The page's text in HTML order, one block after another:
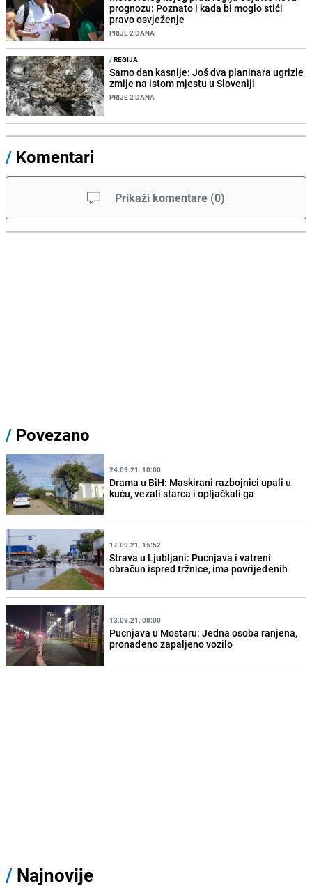
prognozu: Poznato i kada bi moglo stići
pravo osvježenje
PRIJE 2 DANA
/REGIJA
Samo dan kasnije: Još dva planinara ugrizle
zmije na istom mjestu u Sloveniji
PRIJE 2 DANA
/ Komentari
Prikaži komentare (0)
/ Povezano
24.09.21. 10:00
Drama u BiH: Maskirani razbojnici upali u
kuću, vezali starca i opljačkali ga
17.09.21. 15:52
Strava u Ljubljani: Pucnjava i vatreni
obračun ispred tržnice, ima povrijeđenih
13.09.21. 08:00
Pucnjava u Mostaru: Jedna osoba ranjena,
pronađeno zapaljeno vozilo
/ Najnovije